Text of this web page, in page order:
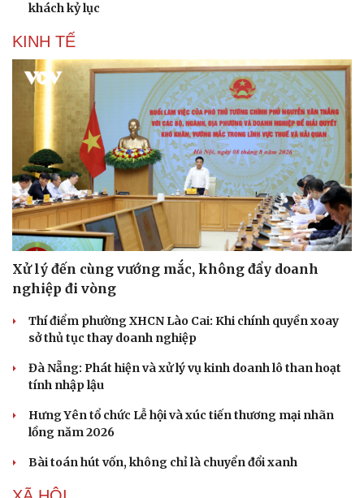
khách kỷ lục
KINH TẾ
Xử lý đến cùng vướng mắc, không đẩy doanh
nghiệp đi vòng
Thí điểm phường XHCN Lào Cai: Khi chính quyền xoay
sở thủ tục thay doanh nghiệp
Đà Nẵng: Phát hiện và xử lý vụ kinh doanh lô than hoạt
tính nhập lậu
Hưng Yên tổ chức Lễ hội và xúc tiến thương mại nhãn
lồng năm 2026
Bài toán hút vốn, không chỉ là chuyển đổi xanh